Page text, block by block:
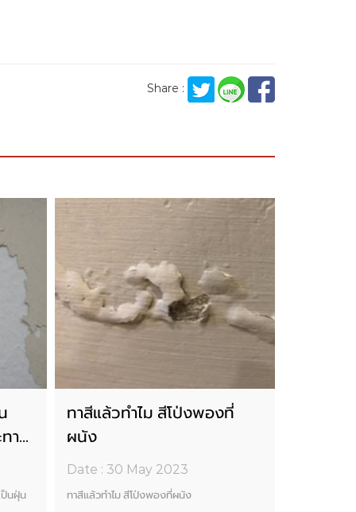
Share :
าสี
ป็นฝุ่น
ทาสีแล้วทำไม สีโป่งพองที่
ผนัง
Date : 30 May 2023
ทาสีแล้วทำไม สีโป่งพองที่ผนัง